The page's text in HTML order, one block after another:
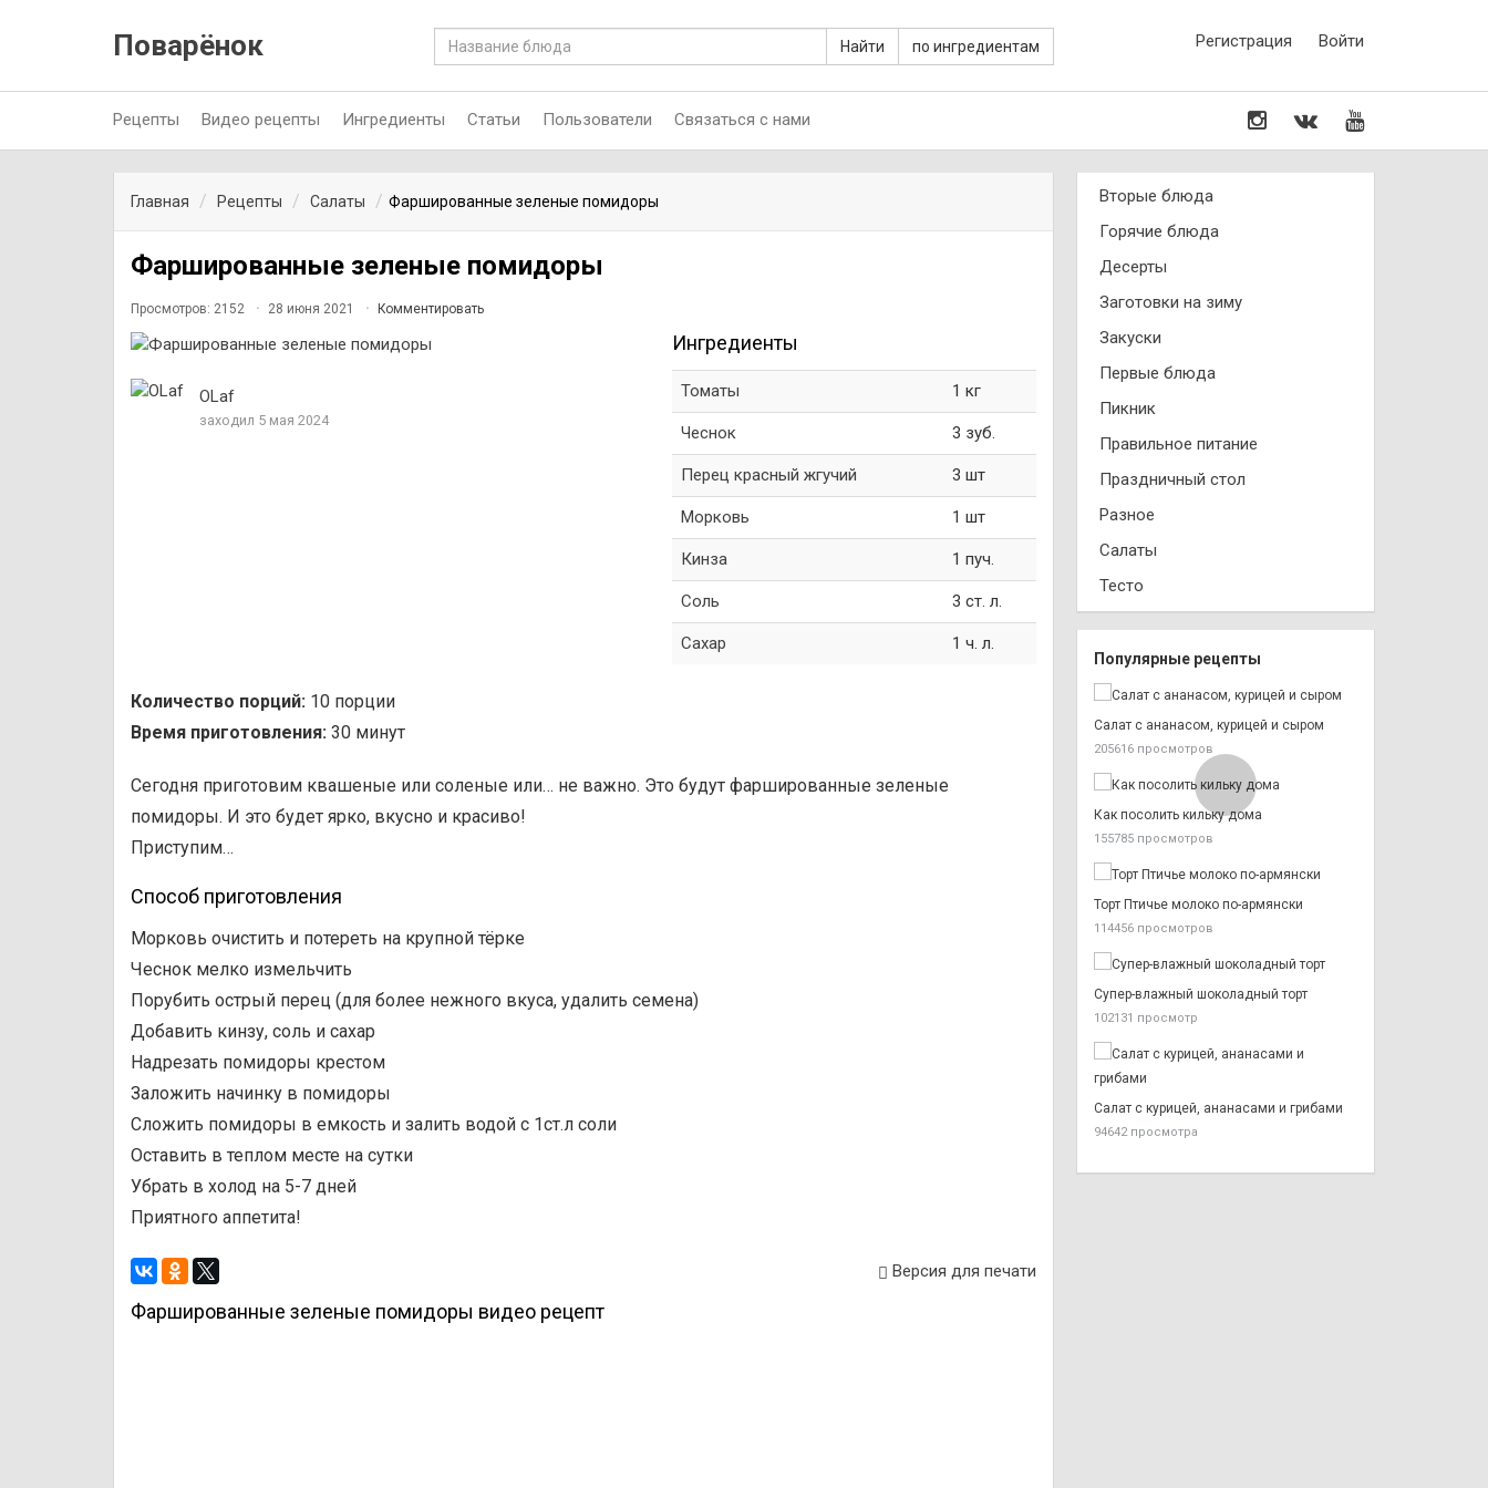
Поварёнок Найти по ингредиентам Регистрация Войти
Рецепты Видео рецепты Ингредиенты Статьи Пользователи Связаться с нами
Главная Рецепты Салаты Фаршированные зеленые помидоры
Фаршированные зеленые помидоры
Просмотров: 2152 28 июня 2021 Комментировать
OLaf
заходил 5 мая 2024
Ингредиенты
Томаты 1 кг
Чеснок 3 зуб.
Перец красный жгучий 3 шт
Морковь 1 шт
Кинза 1 пуч.
Соль 3 ст. л.
Сахар 1 ч. л.
Количество порций: 10 порции
Время приготовления: 30 минут
Сегодня приготовим квашеные или соленые или… не важно. Это будут фаршированные зеленые
помидоры. И это будет ярко, вкусно и красиво!
Приступим…
Способ приготовления
Морковь очистить и потереть на крупной тёрке
Чеснок мелко измельчить
Порубить острый перец (для более нежного вкуса, удалить семена)
Добавить кинзу, соль и сахар
Надрезать помидоры крестом
Заложить начинку в помидоры
Сложить помидоры в емкость и залить водой с 1ст.л соли
Оставить в теплом месте на сутки
Убрать в холод на 5-7 дней
Приятного аппетита!
Версия для печати
Фаршированные зеленые помидоры видео рецепт
Вторые блюда
Горячие блюда
Десерты
Заготовки на зиму
Закуски
Первые блюда
Пикник
Правильное питание
Праздничный стол
Разное
Салаты
Тесто
Популярные рецепты
Салат с ананасом, курицей и сыром
205616 просмотров
Как посолить кильку дома
155785 просмотров
Торт Птичье молоко по-армянски
114456 просмотров
Супер-влажный шоколадный торт
102131 просмотр
Салат с курицей, ананасами и грибами
94642 просмотра